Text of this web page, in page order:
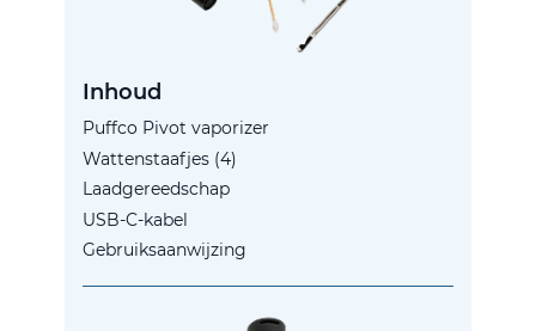
Inhoud
Puffco Pivot vaporizer
Wattenstaafjes (4)
Laadgereedschap
USB-C-kabel
Gebruiksaanwijzing